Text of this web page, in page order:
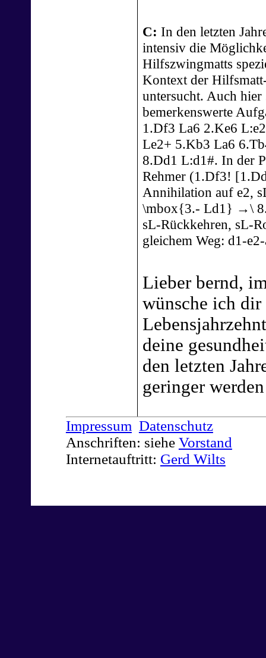
C: In den letzten
intensiv die
Hilfszwingmatts
Kontext der
untersucht. Auch hier
bemerkenswerte
1.Df3 La6 2.Ke6
Le2+ 5.Kb3 La6
8.Dd1 L:d1#. In der
Rehmer (1.Df3!
Annihilation auf e2,
\mbox{3.- Ld1} →\
sL-Rückkehren, sL-
gleichem Weg: d1-
Lieber bernd,
wünsche ich dir
deine
den letzten
geringer
Impressum Datenschutz
Anschriften: siehe Vorstand
Internetauftritt: Gerd Wilts